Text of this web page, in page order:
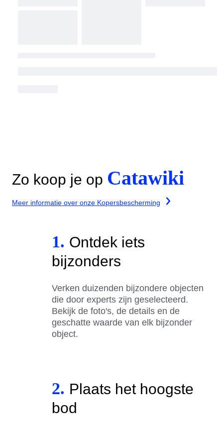
Zo koop je op Catawiki
Meer informatie over onze Kopersbescherming
1. Ontdek iets
bijzonders
Verken duizenden bijzondere objecten
die door experts zijn geselecteerd.
Bekijk de foto's, de details en de
geschatte waarde van elk bijzonder
object.
2. Plaats het hoogste
bod